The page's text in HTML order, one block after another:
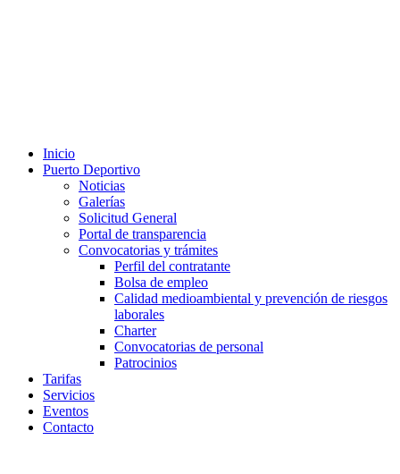
Inicio
Puerto Deportivo
Noticias
Galerías
Solicitud General
Portal de transparencia
Convocatorias y trámites
Perfil del contratante
Bolsa de empleo
Calidad medioambiental y prevención de riesgos
laborales
Charter
Convocatorias de personal
Patrocinios
Tarifas
Servicios
Eventos
Contacto